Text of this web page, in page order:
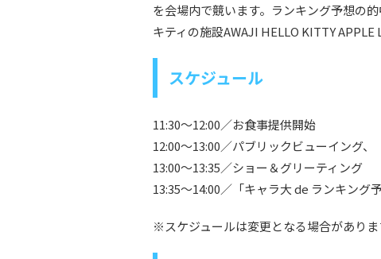
を会場内で競います。ランキング予想の
キティの施設AWAJI HELLO KITTY
スケジュール
11:30～12:00／お食事提供開始
12:00～13:00／パブリックビューイング、
13:00～13:35／ショー＆グリーティング
13:35～14:00／「キャラ大 de ランキング
※スケジュールは変更となる場合があり